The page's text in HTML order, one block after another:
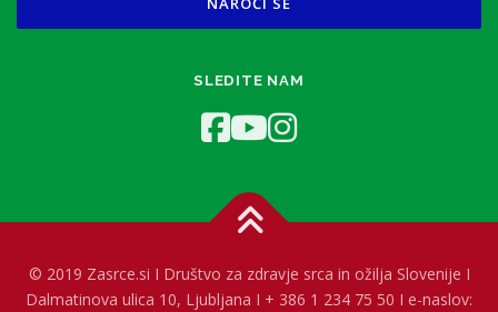
SLEDITE NAM
© 2019 Zasrce.si I Društvo za zdravje srca in ožilja Slovenije I
Dalmatinova ulica 10, Ljubljana I + 386 1 234 75 50 I e-naslov: